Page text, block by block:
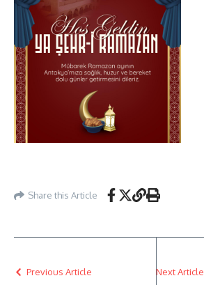
Share this Article
Previous Article Next Article